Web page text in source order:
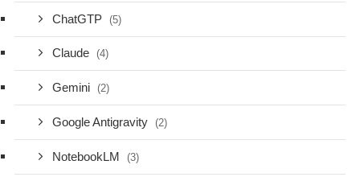
ChatGTP (5)
Claude (4)
Gemini (2)
Google Antigravity (2)
NotebookLM (3)